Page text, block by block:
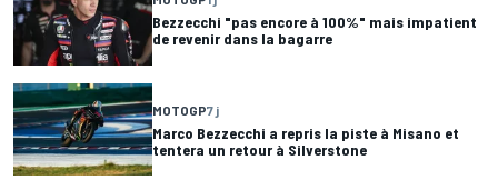
Bezzecchi "pas encore à 100%" mais impatient
de revenir dans la bagarre
MOTOGP7 j
Marco Bezzecchi a repris la piste à Misano et
tentera un retour à Silverstone